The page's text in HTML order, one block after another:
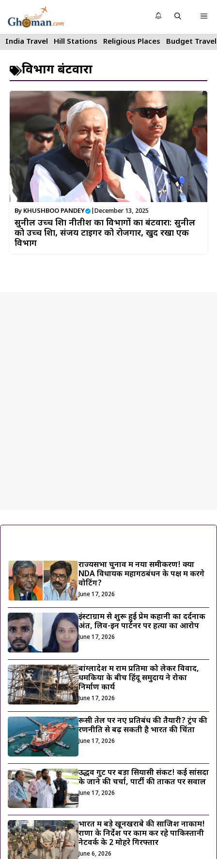
to
content
India Travel Hill Stations Religious Places Budget Travel
विभाग बंटवारा
By KHUSHBOO PANDEY December 13, 2025
सुनील उच्च शिक्षा नीतीश का विभागों का बंटवारा: सुनील
को उच्च शिक्षा, संजय टाइगर को रोजगार, खुद रखा एक
विभाग
राज्यसभा चुनाव में नया समीकरण! क्या
NDA विधायक महागठबंधन के पक्ष में करेंगे
वोटिंग?
June 17, 2026
इंस्टाग्राम से शुरू हुई प्रेम कहानी का दर्दनाक
अंत, लिव-इन पार्टनर पर हत्या का आरोप
June 17, 2026
बांग्लादेश में राम प्रतिमा को लेकर विवाद,
धमकियों के बीच हिंदू समुदाय ने रोका
निर्माण कार्य
June 17, 2026
रूसी तेल पर नए प्रतिबंध की तैयारी? ट्रंप की
रणनीति से बढ़ सकती है भारत की चिंता
June 17, 2026
उद्धव गुट पर बड़ा सियासी संकट! कई सांसदों
के जाने की चर्चा, पार्टी की ताकत पर सवाल
June 17, 2026
भारत में बड़े खूनखराबे की साजिश नाकाम!
राणा के निर्देश पर काम कर रहे पाकिस्तानी
नेटवर्क के 2 मोहरे गिरफ्तार
June 6, 2026